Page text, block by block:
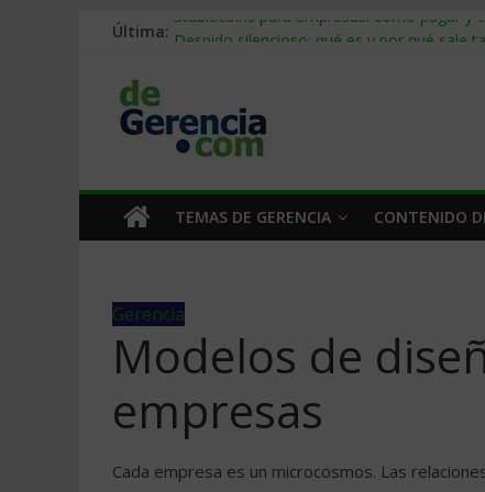
Última: Stablecoins para empresas: cómo pagar y
Trabajo forzoso en la cadena de
Mercado hispano de EE. UU.: cómo
TEMAS DE GERENCIA CONTENIDO
Gerencia
Modelos de
empresas
Cada empresa es un microcosmos. Las